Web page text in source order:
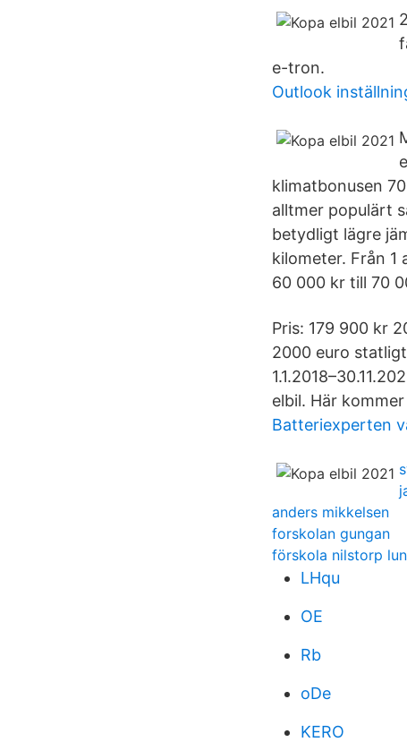
e-tron.
Outlook
klimatbonusen
alltmer populärt
betydligt lägre
kilometer. Från 1
60 000 kr till 70
Pris: 179 900 kr
2000 euro
elbil. Här
Batteriexperten
anders mikkelsen
forskolan gungan
förskola nilstorp
LHqu
OE
Rb
oDe
KERO